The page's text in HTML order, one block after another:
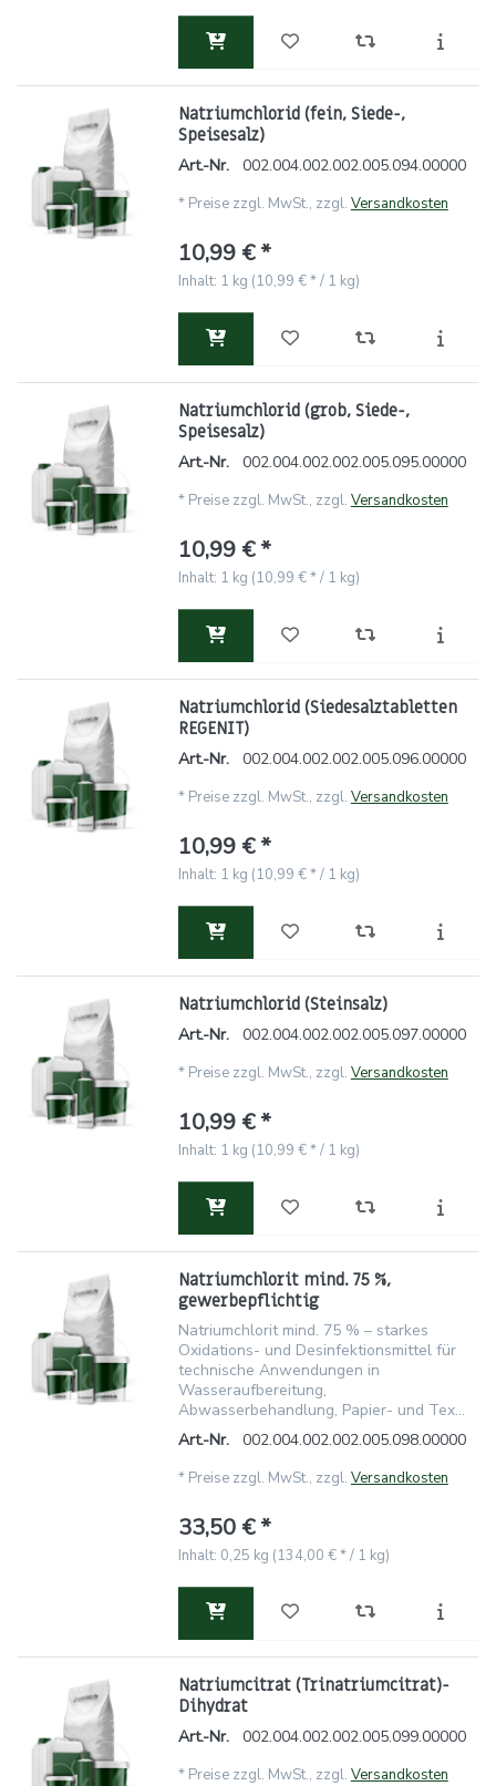
Natriumchlorid (fein, Siede-,
Speisesalz)
Art.-Nr. 002.004.002.002.005.094.00000
* Preise zzgl. MwSt., zzgl. Versandkosten
10,99 € *
Inhalt: 1 kg (10,99 € * / 1 kg)
Natriumchlorid (grob, Siede-,
Speisesalz)
Art.-Nr. 002.004.002.002.005.095.00000
* Preise zzgl. MwSt., zzgl. Versandkosten
10,99 € *
Inhalt: 1 kg (10,99 € * / 1 kg)
Natriumchlorid (Siedesalztabletten
REGENIT)
Art.-Nr. 002.004.002.002.005.096.00000
* Preise zzgl. MwSt., zzgl. Versandkosten
10,99 € *
Inhalt: 1 kg (10,99 € * / 1 kg)
Natriumchlorid (Steinsalz)
Art.-Nr. 002.004.002.002.005.097.00000
* Preise zzgl. MwSt., zzgl. Versandkosten
10,99 € *
Inhalt: 1 kg (10,99 € * / 1 kg)
Natriumchlorit mind. 75 %,
gewerbepflichtig
Natriumchlorit mind. 75 % – starkes
Oxidations- und Desinfektionsmittel für
technische Anwendungen in
Wasseraufbereitung,
Abwasserbehandlung, Papier- und Tex...
Art.-Nr.
002.004.002.002.005.098.00000
* Preise zzgl. MwSt., zzgl. Versandkosten
33,50 € *
Inhalt: 0,25 kg (134,00 € * / 1 kg)
Natriumcitrat (Trinatriumcitrat)-
Dihydrat
Art.-Nr. 002.004.002.002.005.099.00000
* Preise zzgl. MwSt., zzgl. Versandkosten